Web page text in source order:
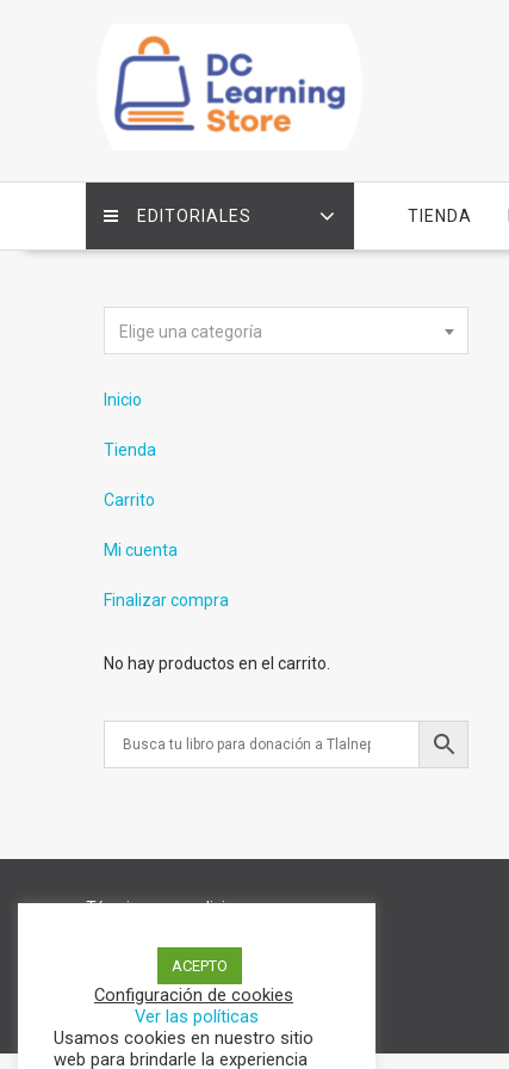
EDITORIALES TIENDA
Elige una categoría
Inicio
Tienda
Carrito
Mi cuenta
Finalizar compra
No hay productos en el carrito.
Términos y condiciones
Política de cookies
ACEPTO
Configuración de cookies
Ver las políticas
Usamos cookies en nuestro sitio
web para brindarle la experiencia